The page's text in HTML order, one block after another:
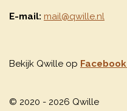
E-mail: mail@qwille.nl
Bekijk Qwille op Facebook
© 2020 - 2026 Qwille